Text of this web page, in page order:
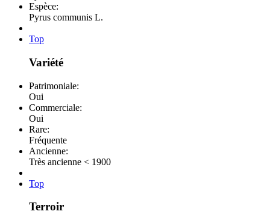
Espèce:
Pyrus communis L.
Top
Variété
Patrimoniale:
Oui
Commerciale:
Oui
Rare:
Fréquente
Ancienne:
Très ancienne < 1900
Top
Terroir